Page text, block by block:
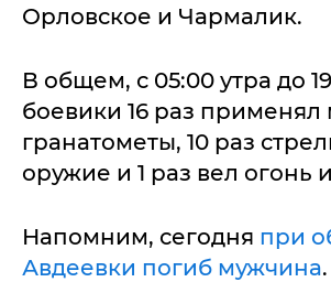
Орловское и Чармалик.
В общем, с 05:00 утра до
боевики 16 раз
гранатометы, 10 раз
оружие и 1 раз вел огонь
Напомним, сегодня при
Авдеевки погиб мужчина